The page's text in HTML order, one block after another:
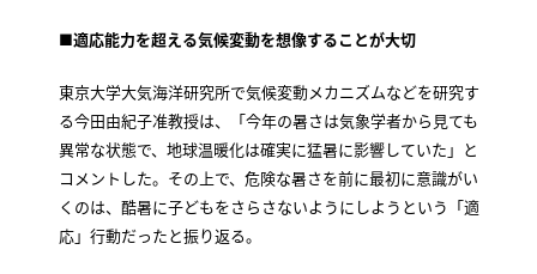
■適応能力を超える気候変動を想像することが大切
東京大学大気海洋研究所で気候変動メカニズムなどを研究す
る今田由紀子准教授は、「今年の暑さは気象学者から見ても
異常な状態で、地球温暖化は確実に猛暑に影響していた」と
コメントした。その上で、危険な暑さを前に最初に意識がい
くのは、酷暑に子どもをさらさないようにしようという「適
応」行動だったと振り返る。